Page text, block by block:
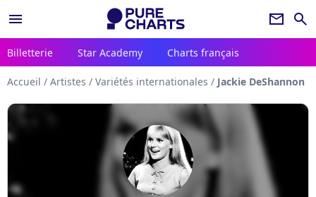
menu newsletter search
Billetterie Star Academy Charts français
Accueil / Artistes / Variétés internationales / Jackie DeShannon